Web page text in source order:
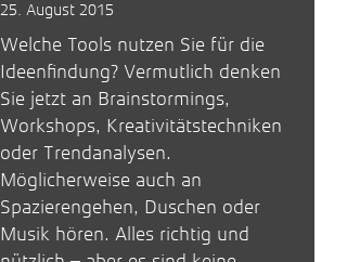
25. August 2015
Welche Tools nutzen Sie für die
Ideenfindung? Vermutlich denken
Sie jetzt an Brainstormings,
Workshops, Kreativitätstechniken
oder Trendanalysen.
Möglicherweise auch an
Spazierengehen, Duschen oder
Musik hören. Alles richtig und